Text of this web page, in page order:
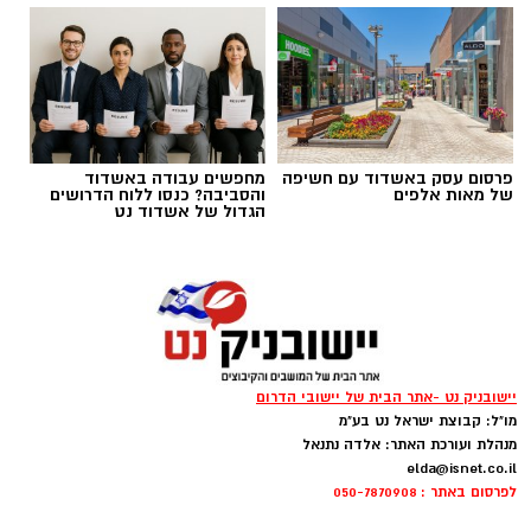
אלפי שקלים בשנה. אני מודה לראש המועצה
אבישי כהן על העבודה המצוינת, יחד עם ראש
המועצה נמשיך לעבוד למען תושבי ותושבות מטה
יהודה".
הזכייה התקבלה לאחר הליך בחינה מקיף של
משרד הביטחון, כאשר חלק משמעותי מההמלצות
שהובילו לבחירת המועצה הוגשו על ידי משפחות
המילואים עצמן – לוחמים ולוחמות, בני ובנות זוג
ובני משפחה שביקשו להוקיר את הליווי, הסיוע
והמעטפת שקיבלו לאורך תקופות השירות.
פרסום עסק באשדוד עם חשיפה
של מאות אלפים
מחפשים עבודה באשדוד
והסביבה? כנסו ללוח הדרושים
הגדול של אשדוד נט
יישובניק נט -אתר הבית של יישובי הדרום
מו"ל: קבוצת ישראל נט בע"מ
מנהלת ועורכת האתר: אלדה נתנאל
elda@isnet.co.il
לפרסום באתר : 050-7870908